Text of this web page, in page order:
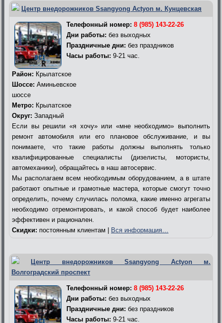
Центр внедорожников Ssangyong Actyon м. Кунцевская
Телефонный номер: 8 (985) 143-22-26
Дни работы: без выходных
Праздничные дни: без праздников
Часы работы: 9-21 час.
Район: Крылатское
Шоссе: Аминьевское
шоссе
Метро: Крылатское
Округ: Западный
Если вы решили «я хочу» или «мне необходимо» выполнить
ремонт автомобиля или его плановое обслуживание, и вы
понимаете, что такие работы должны выполнять только
квалифицированные специалисты (дизелисты, мотористы,
автомеханики), обращайтесь в наш автосервис.
Мы располагаем всем необходимым оборудованием, а в штате
работают опытные и грамотные мастера, которые смогут точно
определить, почему случилась поломка, какие именно агрегаты
необходимо отремонтировать, и какой способ будет наиболее
эффективен и рационален.
Скидки: постоянным клиентам | Вся информация…
Центр внедорожников Ssangyong Actyon м.
Волгоградский проспект
Телефонный номер: 8 (985) 143-22-26
Дни работы: без выходных
Праздничные дни: без праздников
Часы работы: 9-21 час.